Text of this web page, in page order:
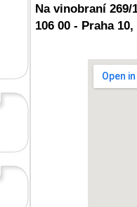
Na vinobraní 269/
106 00 - Praha